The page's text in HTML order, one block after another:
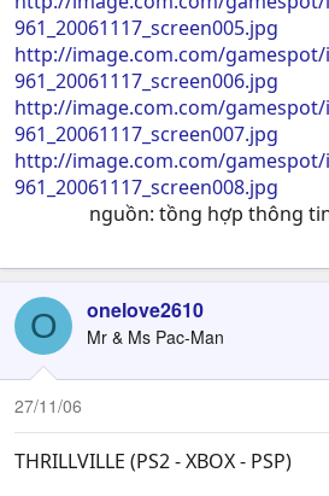
961_20061117_screen005.jpg
http://image.com.com/
961_20061117_screen006.jpg
http://image.com.com/
961_20061117_screen007.jpg
http://image.com.com/
961_20061117_screen008.jpg
nguồn: tồng hợp thông
O onelove2610
Mr & Ms Pac-Man
27/11/06
THRILLVILLE (PS2 - XBOX - PSP)